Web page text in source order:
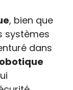
, bien que
systèmes
dans